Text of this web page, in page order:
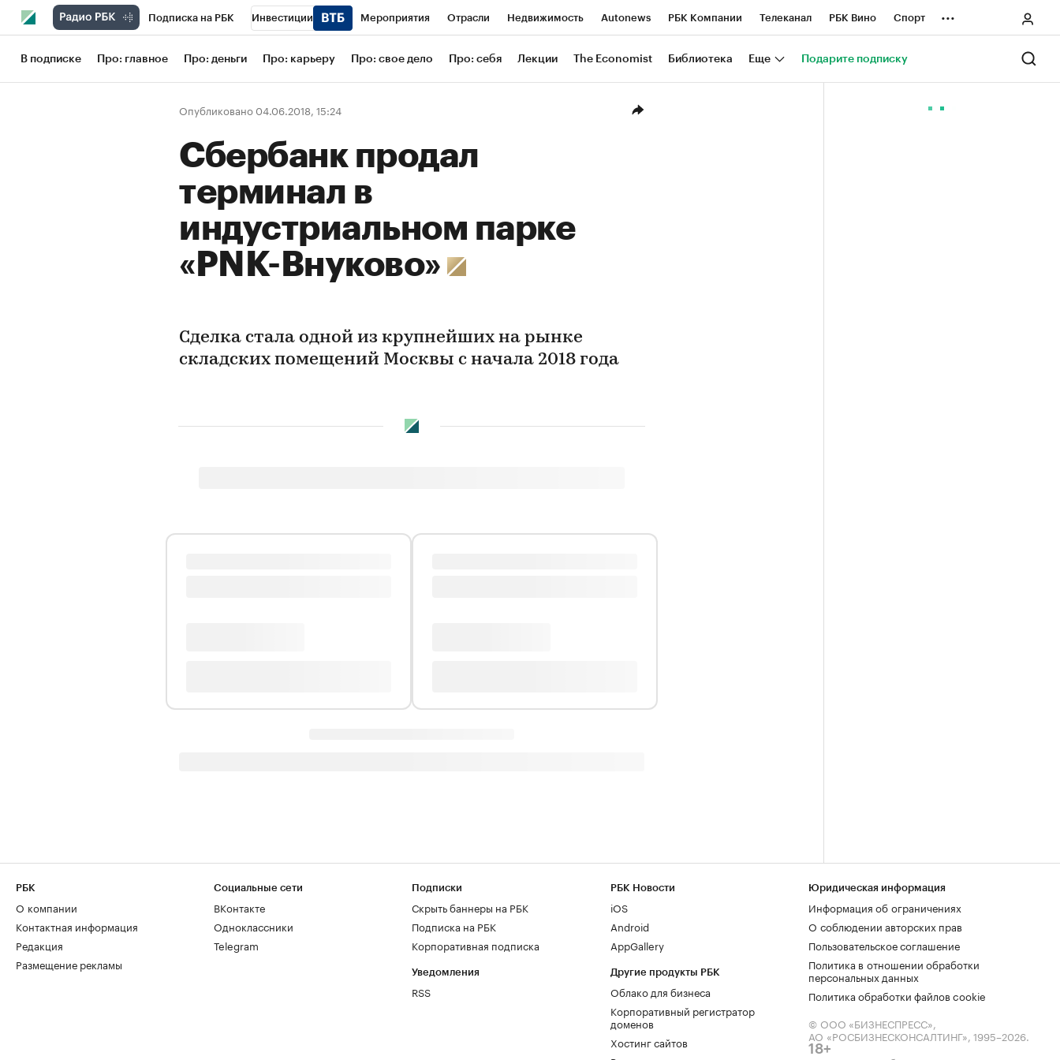
Подписка на РБК Инвестиции Мероприятия Отрасли Недвижимость Autonews РБК Компании Телеканал РБК Вино Спорт
Школа управления РБК РБК Образование РБК Life Тренды Визионеры Национальные проекты Город
Рынок наличной валюты
...
В подписке Про: главное Про: деньги Про: карьеру Про: свое дело Про: себя Лекции The Economist Библиотека Еще Подарите подписку
Опубликовано 04.06.2018, 15:24
Сбербанк продал
терминал в
индустриальном парке
«PNK-Внуково»
Сделка стала одной из крупнейших на рынке
складских помещений Москвы с начала 2018 года
РБК
О компании
Контактная информация
Редакция
Размещение рекламы
Социальные сети
ВКонтакте
Одноклассники
Telegram
Подписки
Скрыть баннеры на РБК
Подписка на РБК
Корпоративная подписка
Уведомления
RSS
РБК Новости
iOS
Android
AppGallery
Другие продукты РБК
Облако для бизнеса
Корпоративный регистратор
доменов
Хостинг сайтов
Юридическая информация
Информация об ограничениях
О соблюдении авторских прав
Пользовательское соглашение
Политика в отношении обработки
персональных данных
Политика обработки файлов cookie
© ООО «БИЗНЕСПРЕСС»,
АО «РОСБИЗНЕСКОНСАЛТИНГ», 1995–2026.
18+